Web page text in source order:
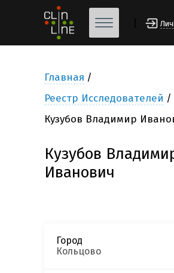
Главная
Реестр Исследователей
Кузубов Владимир
Кузубов
Иванович
Город
Кольцово